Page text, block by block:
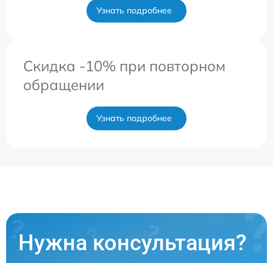
Узнать подробнее
Скидка -10% при повторном
обращении
Узнать подробнее
Нужна консультация?